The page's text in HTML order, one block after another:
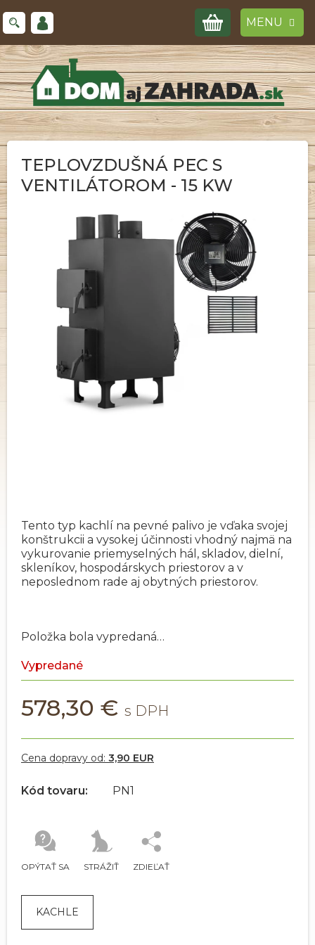
na
obsah
NÁKUPNÝ
TEPLOVZDUŠNÁ PEC S
VENTILÁTOROM - 15 KW
Vypredané
578,30 €
Položka bola vypredaná…
Tento typ kachlí na pevné palivo je vďaka svojej
konštrukcii a vysokej účinnosti vhodný najmä na
vykurovanie priemyselných hál, skladov, dielní,
skleníkov, hospodárskych priestorov a v
neposlednom rade aj obytných priestorov.
OPÝTAŤ SA STRÁŽIŤ ZDIEĽAŤ
Cena dopravy od: 3,90 EUR
Kód tovaru: PN1
KACHLE